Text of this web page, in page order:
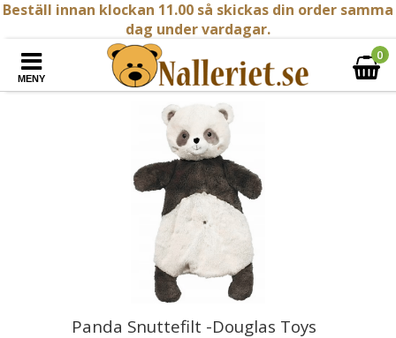
Beställ innan klockan 11.00 så skickas din order samma
dag under vardagar.
MENY
0
Panda Snuttefilt -Douglas Toys